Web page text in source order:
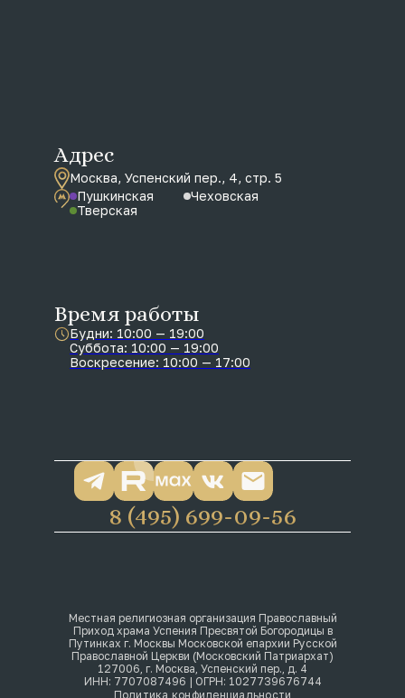
Местная религиозная организация Православный
Приход храма Успения Пресвятой Богородицы в
Путинках г. Москвы Московской епархии Русской
Православной Церкви (Московский Патриархат)
127006, г. Москва, Успенский пер., д. 4
ИНН: 7707087496 | ОГРН: 1027739676744
Политика конфиденциальности
8 (495) 699-09-56
Адрес
Москва, Успенский пер., 4, стр. 5
Пушкинская
Чеховская
Тверская
Время работы
Будни: 10:00 — 19:00
Суббота: 10:00 — 19:00
Воскресение: 10:00 — 17:00